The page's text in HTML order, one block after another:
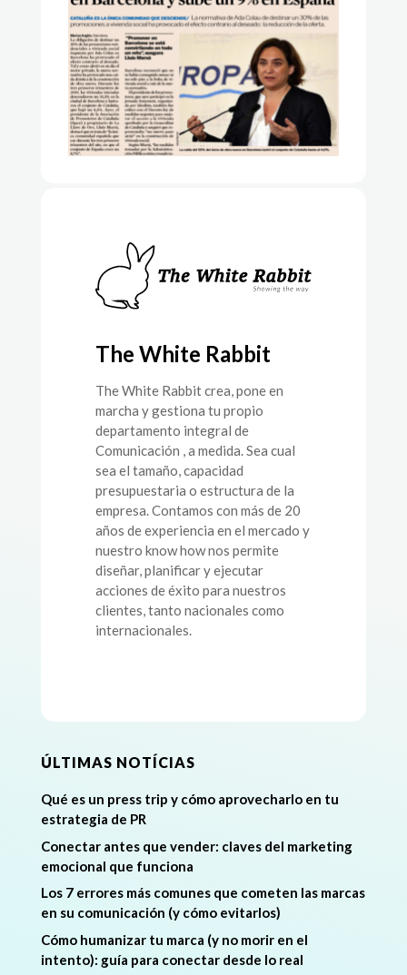
The White Rabbit
The White Rabbit crea, pone en
marcha y gestiona tu propio
departamento integral de
Comunicación , a medida. Sea cual
sea el tamaño, capacidad
presupuestaria o estructura de la
empresa. Contamos con más de 20
años de experiencia en el mercado y
nuestro know how nos permite
diseñar, planificar y ejecutar
acciones de éxito para nuestros
clientes, tanto nacionales como
internacionales.
ÚLTIMAS NOTÍCIAS
Qué es un press trip y cómo aprovecharlo en tu
estrategia de PR
Conectar antes que vender: claves del marketing
emocional que funciona
Los 7 errores más comunes que cometen las marcas
en su comunicación (y cómo evitarlos)
Cómo humanizar tu marca (y no morir en el
intento): guía para conectar desde lo real